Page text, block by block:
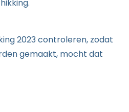
2023 controleren, zodat
gemaakt, mocht dat